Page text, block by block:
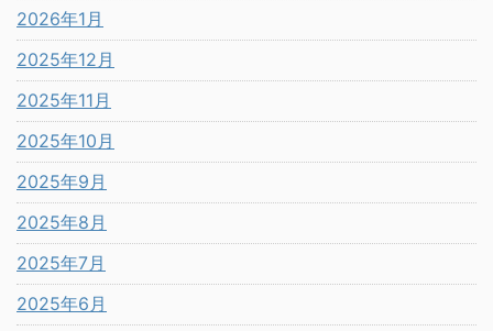
2026年1月
2025年12月
2025年11月
2025年10月
2025年9月
2025年8月
2025年7月
2025年6月